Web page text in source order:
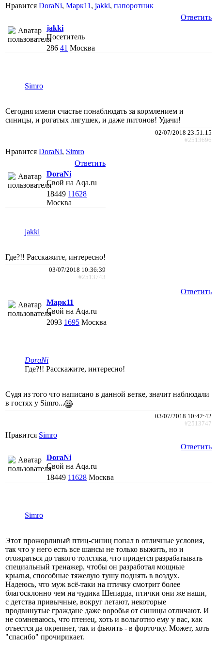
Нравится DoraNi, Марк11 , jakki, папоротник
Ответить
jakki
Посетитель
286 41 Москва
Simro
Сегодня имели счастье понаблюдать за кормлением и
синицы, и рогатых лягушек, и даже питонов! Удачи!
02/07/2018 23:51:15
#2513696
Нравится DoraNi, Simro
Ответить
DoraNi
Свой на Aqa.ru
18449 11628
Москва
jakki
Где?!! Расскажите, интересно!
03/07/2018 10:36:39
#2513743
Ответить
Марк11
Свой на Aqa.ru
2093 1695 Москва
DoraNi
Где?!! Расскажите, интересно!
Судя из того что написано в данной ветке, значит наблюдали
в гостях у Simro...
03/07/2018 10:42:42
#2513747
Нравится Simro
Ответить
DoraNi
Свой на Aqa.ru
18449 11628 Москва
Simro
Этот прожорливый птиц-синиц попал в отличные условия,
так что у него есть все шансы не только выжить, но и
отожраться до такого толстяка, что придется разрабатывать
специальный тренажер, чтобы он разработал мощные
крылья, способные тяжелую тушу поднять в воздух.
Надеюсь, что муж всё-таки на птичку смотрит более
благосклонно чем на чудика Шепарда, птички они же наши,
с детства привычные, вокруг летают, некоторые
продвинутые граждане даже воробья от синицы отличают. И
не сомневаюсь, что птенец, хоть и вольготно ему у вас, как
отъестся да окрепнет, так и фьюить - в форточку. Может, хоть
"спасибо" прочирикает.